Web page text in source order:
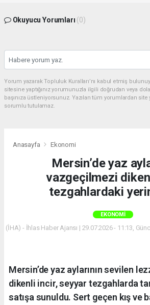
Okuyucu Yorumları (0)
Yorum yazarak Topluluk Kuralları’nı kabul etmiş
sitesine yaptığınız yorumunuzla ilgili doğrudan veya
başınıza üstleniyorsunuz. Yazılan tüm yorumlardan
sorumlu tutulamaz.
Anasayfa Ekonomi
Mersin’de yaz
vazgeçilmezi
tezgahlardaki
EKONOMI
(İHA) - İhlas Haber Ajansı | 29.07.2026 - 11:13,
Mersin’de yaz aylarının sevilen
dikenli incir, seyyar tezgahlarda
satışa sunuldu. Sert geçen kış ve